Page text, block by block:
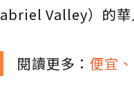
abriel Valley）的華
閱讀更多： 便宜